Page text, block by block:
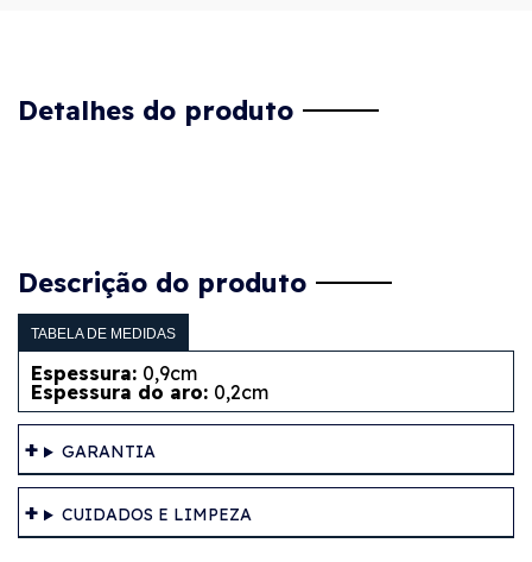
Detalhes do produto
Descrição do produto
TABELA DE MEDIDAS
Espessura: 0,9cm
Espessura do aro: 0,2cm
GARANTIA
CUIDADOS E LIMPEZA